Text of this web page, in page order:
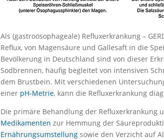
Als (gastroösophageale) Refluxerkrankung –
Reflux, von Magensäure und Gallesaft in die
Bevölkerung in Deutschland sind von dieser
Sodbrennen, häufig begleitet von intensiven
dem Brustbein. Mit verschiedenen
einer pH-Metrie, kann die Refluxerkrankung
Die primäre Behandlung der Refluxerkrankung
Medikamenten zur Hemmung der
Ernährungsumstellungsowie den Verzicht auf